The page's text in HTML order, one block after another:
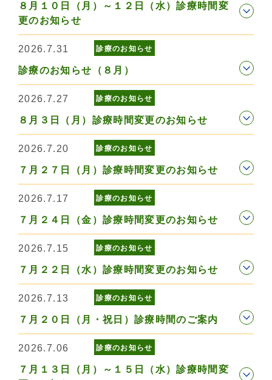
８月１０日（月）～１２日（水）診療時間変
更のお知らせ
2026.7.31 診療のお知らせ
診療のお知らせ（８月）
2026.7.27 診療のお知らせ
８月３日（月）診療時間変更のお知らせ
2026.7.20 診療のお知らせ
７月２７日（月）診療時間変更のお知らせ
2026.7.17 診療のお知らせ
７月２４日（金）診療時間変更のお知らせ
2026.7.15 診療のお知らせ
７月２２日（水）診療時間変更のお知らせ
2026.7.13 診療のお知らせ
７月２０日（月・祝日）診療時間のご案内
2026.7.06 診療のお知らせ
７月１３日（月）～１５日（水）診療時間変